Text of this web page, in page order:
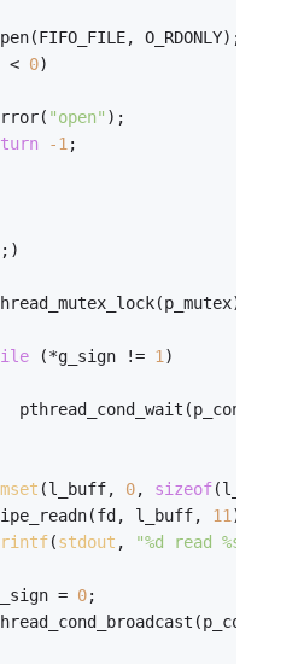
open(FIFO_FILE, O_RDONLY);
< 0)
"open" );
-1;
pthread_mutex_lock(p_mutex);
(*g_sign != 1)
(l_buff, 0, sizeof
_pipe_readn(fd, l_buff,
11);
(stdout , "%d read %s\n"
=
0;